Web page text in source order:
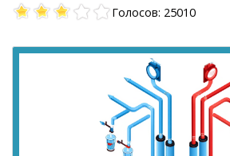
Голосов: 25010